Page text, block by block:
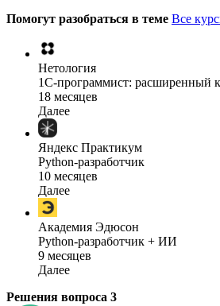
Помогут разобраться в теме Все
Нетология
1C-программист: расширенный
18 месяцев
Далее
Яндекс Практикум
Python-разработчик
10 месяцев
Далее
Академия Эдюсон
Python-разработчик + ИИ
9 месяцев
Далее
Решения вопроса 3